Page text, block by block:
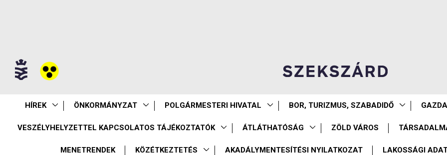
HÍREK ÖNKORMÁNYZAT POLGÁRMESTERI HIVATAL BOR, TURIZMUS, SZABADIDŐ
VESZÉLYHELYZETTEL KAPCSOLATOS TÁJÉKOZTATÓK ÁTLÁTHATÓSÁG ZÖLD VÁROS
MENETRENDEK KÖZÉTKEZTETÉS AKADÁLYMENTESÍTÉSI NYILATKOZAT LAKOSSÁGI